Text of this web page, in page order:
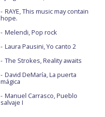
RAYE, This music may contain
hope.
Melendi, Pop rock
Laura Pausini, Yo canto 2
The Strokes, Reality awaits
David DeMaría, La puerta
mágica
Manuel Carrasco, Pueblo
salvaje I